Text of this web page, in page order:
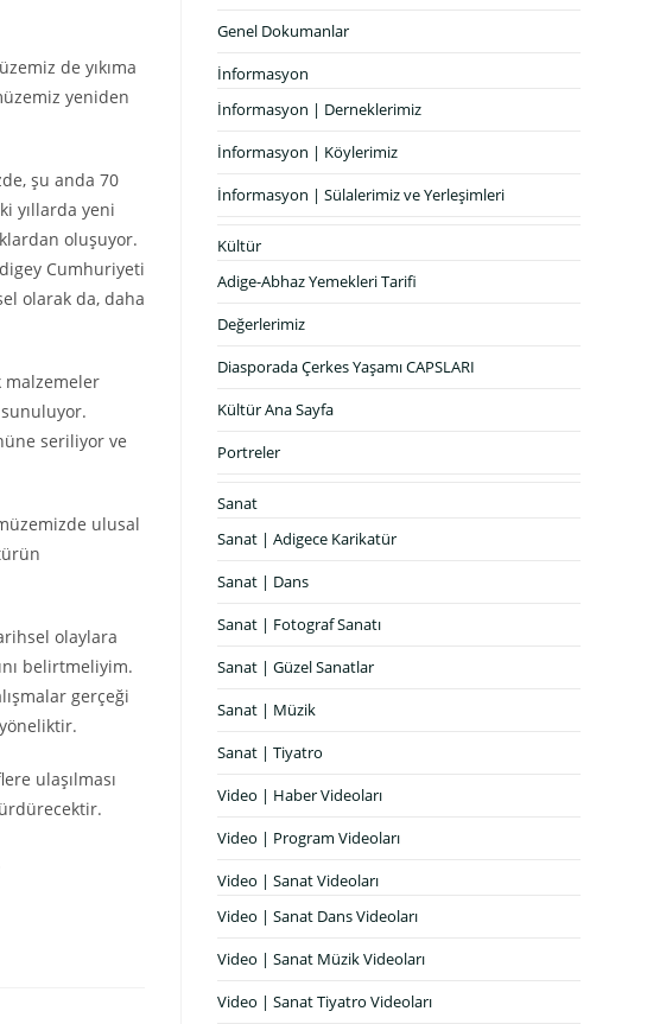
de yıkıma
yeniden
şu anda 70
yıllarda yeni
oluşuyor.
Cumhuriyeti
olarak da, daha
malzemeler
seriliyor ve
ulusal
olaylara
belirtmeliyim.
gerçeği
ulaşılması
Genel Dokumanlar
İnformasyon
İnformasyon | Derneklerimiz
İnformasyon | Köylerimiz
İnformasyon | Sülalerimiz ve Yerleşimleri
Kültür
Adige-Abhaz Yemekleri Tarifi
Değerlerimiz
Diasporada Çerkes Yaşamı CAPSLARI
Kültür Ana Sayfa
Portreler
Sanat
Sanat | Adigece Karikatür
Sanat | Dans
Sanat | Fotograf Sanatı
Sanat | Güzel Sanatlar
Sanat | Müzik
Sanat | Tiyatro
Video | Haber Videoları
Video | Program Videoları
Video | Sanat Videoları
Video | Sanat Dans Videoları
Video | Sanat Müzik Videoları
Video | Sanat Tiyatro Videoları